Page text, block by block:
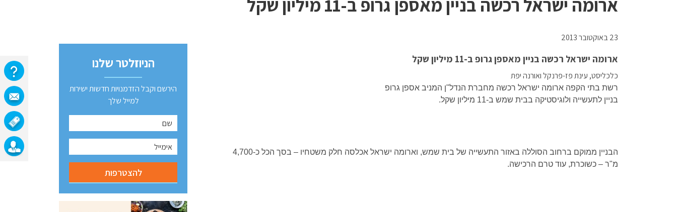
ארומה ישראל רכשה בניין מאספן גרופ ב-11 מיליון שקל
23 באוקטובר 2013
ארומה ישראל רכשה בניין מאספן גרופ ב-11 מיליון שקל
כלכליסט, עינת פז-פרנקל ואורנה יפת
רשת בתי הקפה ארומה ישראל רכשה מחברת הנדל"ן המניב אספן גרופ
בניין לתעשייה ולוגיסטיקה בבית שמש ב-11 מיליון שקל.
הבניין ממוקם ברחוב הסוללה באזור התעשייה של בית שמש, וארומה ישראל אכלסה חלק משטחיו – בסך הכל כ-4,700
מ"ר – כשוכרת, עוד טרם הרכישה.
הניוזלטר שלנו
הירשם וקבל הזדמנויות חדשות ישירות
למייל שלך